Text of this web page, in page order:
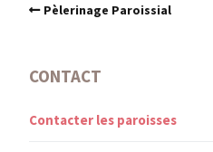
Pèlerinage Paroissial
CONTACT
Contacter les paroisses